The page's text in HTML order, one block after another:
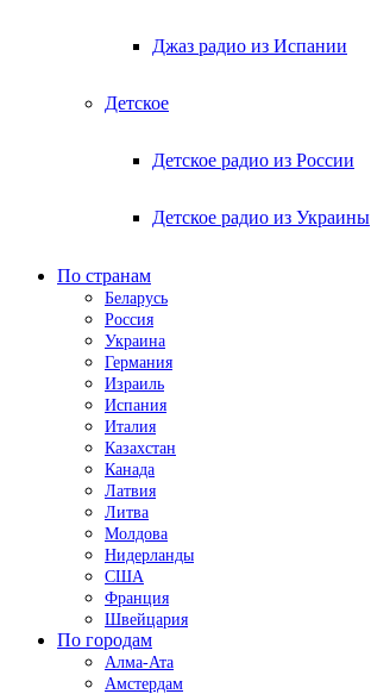
Джаз радио из Испании
Детское
Детское радио из России
Детское радио из Украины
По странам
Беларусь
Россия
Украина
Германия
Израиль
Испания
Италия
Казахстан
Канада
Латвия
Литва
Молдова
Нидерланды
США
Франция
Швейцария
По городам
Алма-Ата
Амстердам